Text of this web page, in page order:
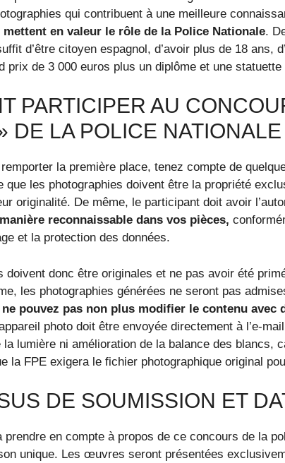
qui contribuent à une meilleure
en valeur le rôle de la Police Nationale.
d’être citoyen espagnol, d’avoir plus de 18 ans,
prix de 3 000 euros plus un diplôme et une
PARTICIPER AU
DE LA POLICE NATIONALE
la première place, tenez compte de
que les photographies doivent être la propriété
originalité. De même, le participant doit avoir
reconnaissable dans vos pièces,
et la protection des données.
doivent donc être originales et ne pas avoir été
les photographies générées ne seront pas
pouvez pas non plus modifier le contenu avec
photo doit être envoyée directement à l’e-
lumière ni amélioration de la balance des blancs,
la FPE exigera le fichier photographique original
DE SOUMISSION ET
prendre en compte à propos de ce concours de la
unique. Les œuvres seront présentées